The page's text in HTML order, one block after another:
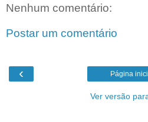
Nenhum comentário:
Postar um comentário
‹ Página
Ver versão